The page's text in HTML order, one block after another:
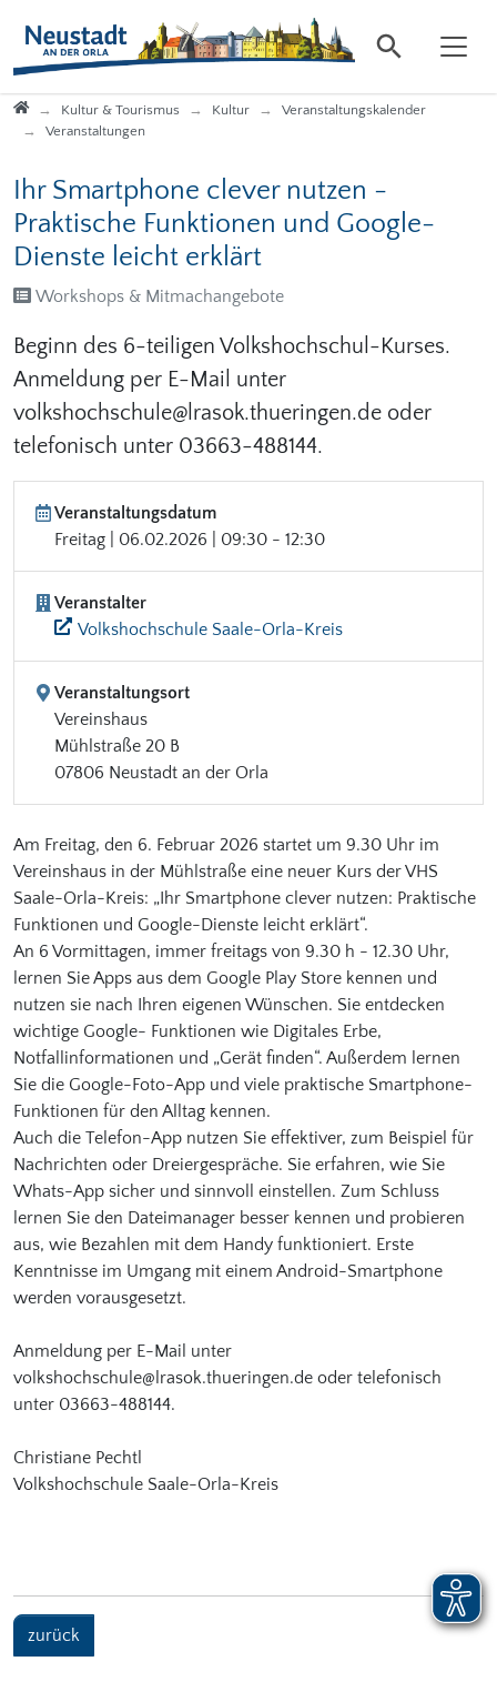
StartseiteKultur & Tourismus Kultur
Veranstaltungskalender
Veranstaltungen
Ihr Smartphone clever nutzen -
Praktische Funktionen und Google-
Dienste leicht erklärt
Workshops & Mitmachangebote
Beginn des 6-teiligen Volkshochschul-Kurses.
Anmeldung per E-Mail unter
volkshochschule@lrasok.thueringen.de oder
telefonisch unter 03663-488144.
Veranstaltungsdatum
Freitag | 06.02.2026 | 09:30 - 12:30
Veranstalter
Volkshochschule Saale-Orla-Kreis
Veranstaltungsort
Vereinshaus
Mühlstraße 20 B
07806 Neustadt an der Orla
Am Freitag, den 6. Februar 2026 startet um 9.30 Uhr im
Vereinshaus in der Mühlstraße eine neuer Kurs der VHS
Saale-Orla-Kreis: „Ihr Smartphone clever nutzen: Praktische
Funktionen und Google-Dienste leicht erklärt“.
An 6 Vormittagen, immer freitags von 9.30 h - 12.30 Uhr,
lernen Sie Apps aus dem Google Play Store kennen und
nutzen sie nach Ihren eigenen Wünschen. Sie entdecken
wichtige Google- Funktionen wie Digitales Erbe,
Notfallinformationen und „Gerät finden“. Außerdem lernen
Sie die Google-Foto-App und viele praktische Smartphone-
Funktionen für den Alltag kennen.
Auch die Telefon-App nutzen Sie effektiver, zum Beispiel für
Nachrichten oder Dreiergespräche. Sie erfahren, wie Sie
Whats-App sicher und sinnvoll einstellen. Zum Schluss
lernen Sie den Dateimanager besser kennen und probieren
aus, wie Bezahlen mit dem Handy funktioniert. Erste
Kenntnisse im Umgang mit einem Android-Smartphone
werden vorausgesetzt.
Anmeldung per E-Mail unter
volkshochschule@lrasok.thueringen.de oder telefonisch
unter 03663-488144.
Christiane Pechtl
Volkshochschule Saale-Orla-Kreis
zurück